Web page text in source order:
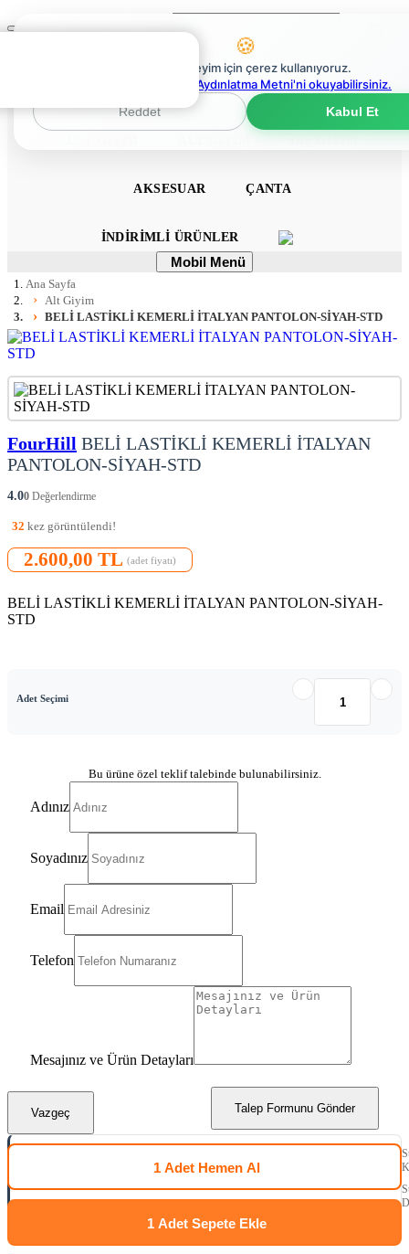
Mobil
0
0
TULUM TAKIM
AKSESUAR ÇANTA
İNDIRIMLI ÜRÜNLER
Mobil
Menü
Mobil Menü
Ana Sayfa
Alt Giyim
BELİ LASTİKLİ KEMERLİ İTALYAN PANTOLON-SİYAH-STD
FourHill BELİ LASTİKLİ KEMERLİ İTALYAN
PANTOLON-SİYAH-STD
4.00 Değerlendirme
32 kez görüntülendi!
2.600,00 TL (adet fiyatı)
BELİ LASTİKLİ KEMERLİ İTALYAN PANTOLON-SİYAH-
STD
Adet Seçimi
Bu ürüne özel teklif talebinde bulunabilirsiniz.
Adınız
Soyadınız
Email
Telefon
Mesajınız ve Ürün Detayları
Talep Formunu Gönder
Vazgeç
1 Adet Hemen Al
1 Adet Sepete Ekle
🍪
En iyi deneyim için çerez kullanıyoruz.
Çerez Politikaları Aydınlatma Metni'ni okuyabilirsiniz.
Reddet
Kabul Et